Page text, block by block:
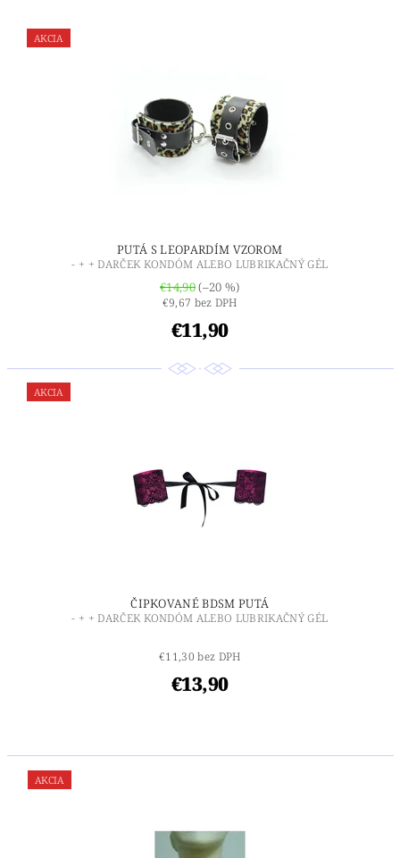
AKCIA
PUTÁ S LEOPARDÍM VZOROM
- + + DARČEK KONDÓM ALEBO LUBRIKAČNÝ GÉL
€14,90(–20 %)
€9,67 bez DPH
€11,90
AKCIA
ČIPKOVANÉ BDSM PUTÁ
- + + DARČEK KONDÓM ALEBO LUBRIKAČNÝ GÉL
€11,30 bez DPH
€13,90
AKCIA